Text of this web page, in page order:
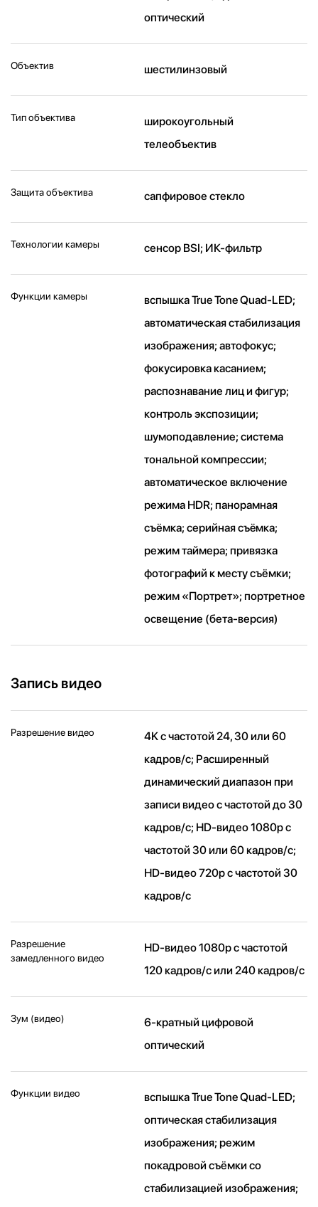
оптический
Объектив шестилинзовый
Тип объектива
широкоугольный
телеобъектив
Защита объектива сапфировое стекло
Технологии камеры cенсор BSI; ИК-фильтр
Функции камеры
вспышка True Tone Quad-LED;
автоматическая стабилизация
изображения; автофокус;
фокусировка касанием;
распознавание лиц и фигур;
контроль экспозиции;
шумоподавление; система
тональной компрессии;
автоматическое включение
режима HDR; панорамная
съёмка; серийная съëмка;
режим таймера; привязка
фотографий к месту съёмки;
режим «Портрет»; портретное
освещение (бета‑версия)
Запись видео
Разрешение видео
4K с частотой 24, 30 или 60
кадров/ с; Расширенный
динамический диапазон при
записи видео с частотой до 30
кадров/ с; HD-видео 1080p с
частотой 30 или 60 кадров/ с;
HD-видео 720p с частотой 30
кадров/ с
Разрешение
замедленного видео
HD-видео 1080р c частотой
120 кадров/ с или 240 кадров/ с
Зум (видео)
6-кратный цифровой
оптический
Функции видео
вспышка True Tone Quad-LED;
оптическая стабилизация
изображения; режим
покадровой съёмки со
стабилизацией изображения;